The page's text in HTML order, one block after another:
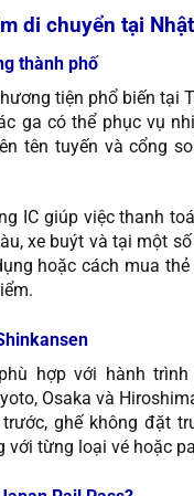
di chuyển tại
thành phố
tiện phổ biến tại
ga có thể phục vụ
tên tuyến và cổng
IC giúp việc thanh
xe buýt và tại một
hoặc cách mua
hợp với hành
Osaka và
ghế không đặt
với từng loại vé hoặc